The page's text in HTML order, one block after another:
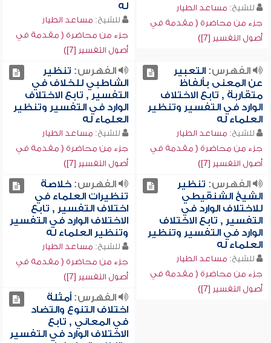
للشيخ: مساعد الطيار
جزء من محاضرة ( مقدمة في
أصول التفسير [7])
له
للشيخ: مساعد الطيار
جزء من محاضرة ( مقدمة في
أصول التفسير [7])
الفهرس:التعبير
عن المعنى بألفاظ
متقاربة , تابع الاختلاف
الوارد في التفسير وتنظير
العلماء له
للشيخ: مساعد الطيار
جزء من محاضرة ( مقدمة في
أصول التفسير [7])
الفهرس: تنظير
الشاطبي للخلاف في
التفسير , تابع الاختلاف
الوارد في التفسير وتنظير
العلماء له
للشيخ: مساعد الطيار
جزء من محاضرة ( مقدمة في
أصول التفسير [7])
الفهرس: تنظير
الشيخ الشنقيطي
للاختلاف الوارد في
التفسير , تابع الاختلاف
الوارد في التفسير وتنظير
العلماء له
للشيخ: مساعد الطيار
جزء من محاضرة ( مقدمة في
أصول التفسير [7])
الفهرس:خلاصة
تنظيرات العلماء في
اختلاف التفسير , تابع
الاختلاف الوارد في التفسير
وتنظير العلماء له
للشيخ: مساعد الطيار
جزء من محاضرة ( مقدمة في
أصول التفسير [7])
الفهرس:أمثلة
اختلاف التنوع والتضاد
في المعاني , تابع
الاختلاف الوارد في التفسير